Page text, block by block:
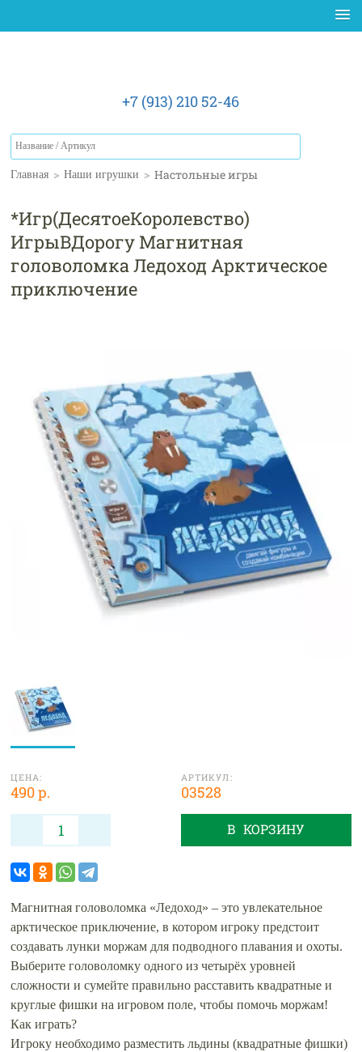
+7 (913) 210 52-46
Главная > Наши игрушки > Настольные игры
*Игр(ДесятоеКоролевство)
ИгрыВДорогу Магнитная
головоломка Ледоход Арктическое
приключение
ЦЕНА:
490 р.
АРТИКУЛ:
03528
В КОРЗИНУ
Магнитная головоломка «Ледоход» – это увлекательное
арктическое приключение, в котором игроку предстоит
создавать лунки моржам для подводного плавания и охоты.
Выберите головоломку одного из четырёх уровней
сложности и сумейте правильно расставить квадратные и
круглые фишки на игровом поле, чтобы помочь моржам!
Как играть?
Игроку необходимо разместить льдины (квадратные фишки)